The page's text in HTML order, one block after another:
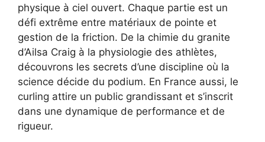
physique à ciel ouvert. Chaque partie est un
défi extrême entre matériaux de pointe et
gestion de la friction. De la chimie du granite
d’Ailsa Craig à la physiologie des athlètes,
découvrons les secrets d’une discipline où la
science décide du podium. En France aussi, le
curling attire un public grandissant et s’inscrit
dans une dynamique de performance et de
rigueur.